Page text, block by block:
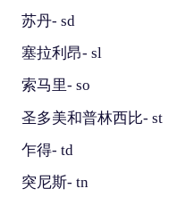
苏丹- sd
塞拉利昂- sl
索马里- so
圣多美和普林西比- st
乍得- td
突尼斯- tn